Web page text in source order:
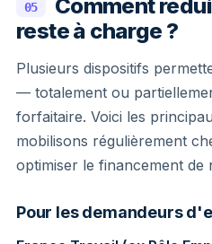
05
Comment
reste à charge ?
Plusieurs dispositifs
— totalement ou
forfaitaire. Voici les
mobilisons régulièrement
optimiser le financement de
Pour les demandeurs